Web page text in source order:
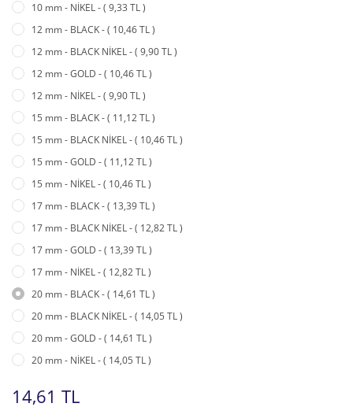
10 mm - NİKEL - ( 9,33 TL )
12 mm - BLACK - ( 10,46 TL )
12 mm - BLACK NİKEL - ( 9,90 TL )
12 mm - GOLD - ( 10,46 TL )
12 mm - NİKEL - ( 9,90 TL )
15 mm - BLACK - ( 11,12 TL )
15 mm - BLACK NİKEL - ( 10,46 TL )
15 mm - GOLD - ( 11,12 TL )
15 mm - NİKEL - ( 10,46 TL )
17 mm - BLACK - ( 13,39 TL )
17 mm - BLACK NİKEL - ( 12,82 TL )
17 mm - GOLD - ( 13,39 TL )
17 mm - NİKEL - ( 12,82 TL )
20 mm - BLACK - ( 14,61 TL )
20 mm - BLACK NİKEL - ( 14,05 TL )
20 mm - GOLD - ( 14,61 TL )
20 mm - NİKEL - ( 14,05 TL )
14,61 TL